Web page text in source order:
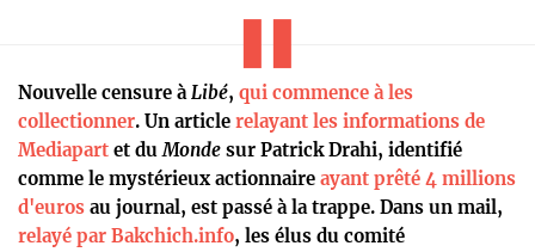
Nouvelle censure àLibé, qui commence à les
collectionner. Un article relayant les informations de
Mediapart et duMonde sur Patrick Drahi, identifié
comme le mystérieux actionnaire ayant prêté 4 millions
d'euros au journal, est passé à la trappe. Dans un mail,
relayé par Bakchich.info, les élus du comité